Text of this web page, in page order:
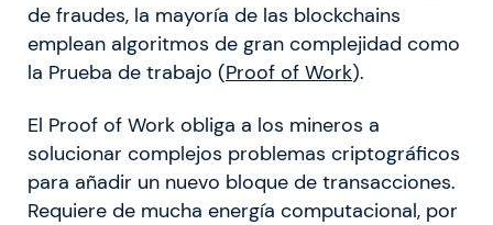
de fraudes, la mayoría de las blockchains
emplean algoritmos de gran complejidad como
la Prueba de trabajo (Proof of Work).
El Proof of Work obliga a los mineros a
solucionar complejos problemas criptográficos
para añadir un nuevo bloque de transacciones.
Requiere de mucha energía computacional, por